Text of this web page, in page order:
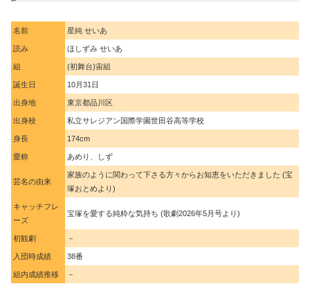
名前 星純 せいあ
読み ほしずみ せいあ
組 (初舞台)宙組
誕生日 10月31日
出身地 東京都品川区
出身校 私立サレジアン国際学園世田谷高等学校
身長 174cm
愛称 あめり、しず
芸名の由来
家族のように関わって下さる方々からお知恵をいただきました (宝
塚おとめより)
キャッチフレ
ーズ
宝塚を愛する純粋な気持ち (歌劇2026年5月号より)
初観劇 －
入団時成績 38番
組内成績推移 －